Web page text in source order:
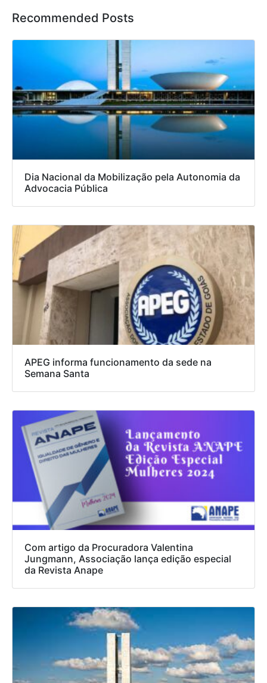
Recommended Posts
Dia Nacional da Mobilização pela Autonomia da
Advocacia Pública
APEG informa funcionamento da sede na
Semana Santa
Com artigo da Procuradora Valentina
Jungmann, Associação lança edição especial
da Revista Anape